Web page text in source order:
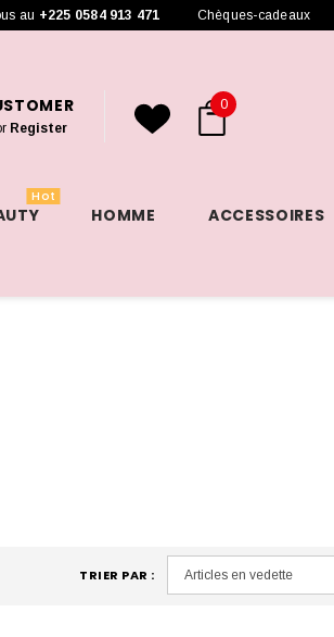
au +225 0584 913 471 Chèques-cadeaux
Register
0
Hot
HOMME ACCESSOIRES
TRIER PAR :